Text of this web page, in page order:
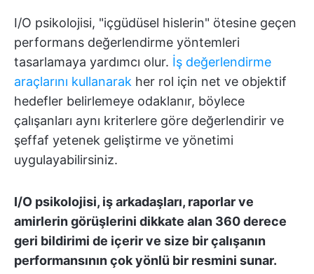
I/O psikolojisi, "içgüdüsel hislerin" ötesine geçen
performans değerlendirme yöntemleri
tasarlamaya yardımcı olur. İş değerlendirme
araçlarını kullanarak her rol için net ve objektif
hedefler belirlemeye odaklanır, böylece
çalışanları aynı kriterlere göre değerlendirir ve
şeffaf yetenek geliştirme ve yönetimi
uygulayabilirsiniz.
I/O psikolojisi, iş arkadaşları, raporlar ve
amirlerin görüşlerini dikkate alan 360 derece
geri bildirimi de içerir ve size bir çalışanın
performansının çok yönlü bir resmini sunar.